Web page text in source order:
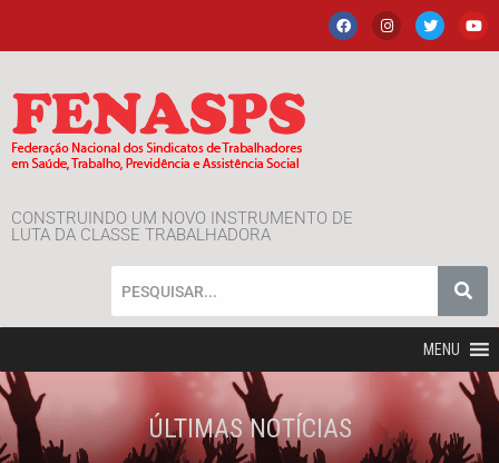
CONSTRUINDO UM NOVO INSTRUMENTO DE
LUTA DA CLASSE TRABALHADORA
MENU
ÚLTIMAS NOTÍCIAS